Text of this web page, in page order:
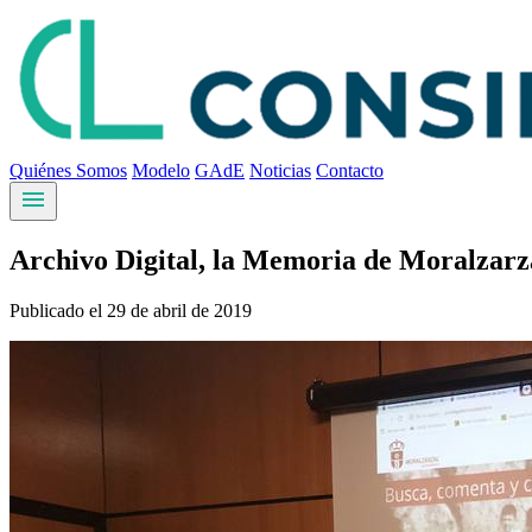
Quiénes Somos Modelo GAdE Noticias Contacto
menu
Archivo Digital, la Memoria de
Publicado el 29 de abril de 2019